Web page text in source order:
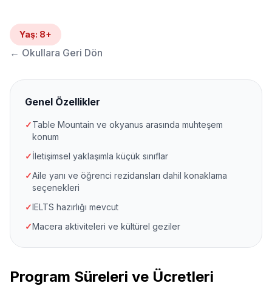
Yaş: 8+
← Okullara Geri Dön
Genel Özellikler
✓Table Mountain ve okyanus arasında muhteşem
konum
✓İletişimsel yaklaşımla küçük sınıflar
✓Aile yanı ve öğrenci rezidansları dahil konaklama
seçenekleri
✓IELTS hazırlığı mevcut
✓Macera aktiviteleri ve kültürel geziler
Program Süreleri ve Ücretleri